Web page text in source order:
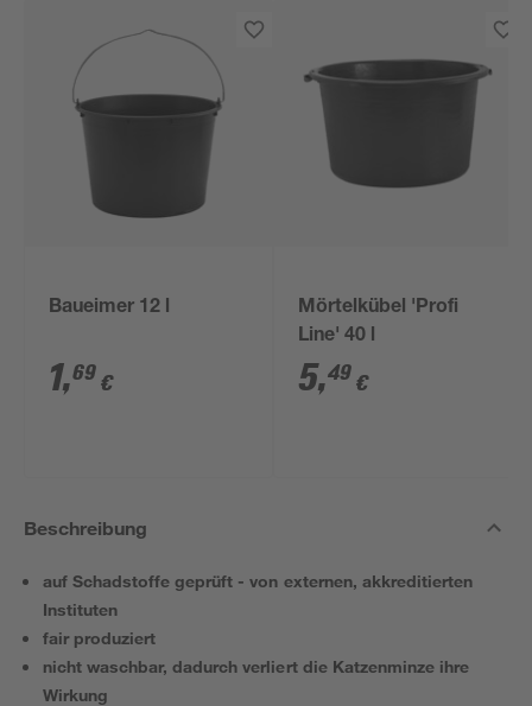
Baueimer 12 l
1,69 €
Mörtelkübel 'Profi
Line' 40 l
5,49 €
Beschreibung
auf Schadstoffe geprüft - von externen, akkreditierten
Instituten
fair produziert
nicht waschbar, dadurch verliert die Katzenminze ihre
Wirkung